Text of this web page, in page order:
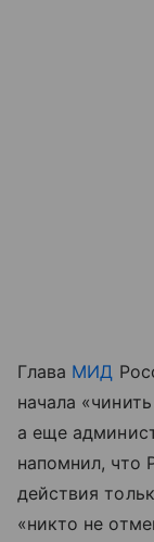
Глава МИД
начала
а еще
напомнил, что
действия
«никто не